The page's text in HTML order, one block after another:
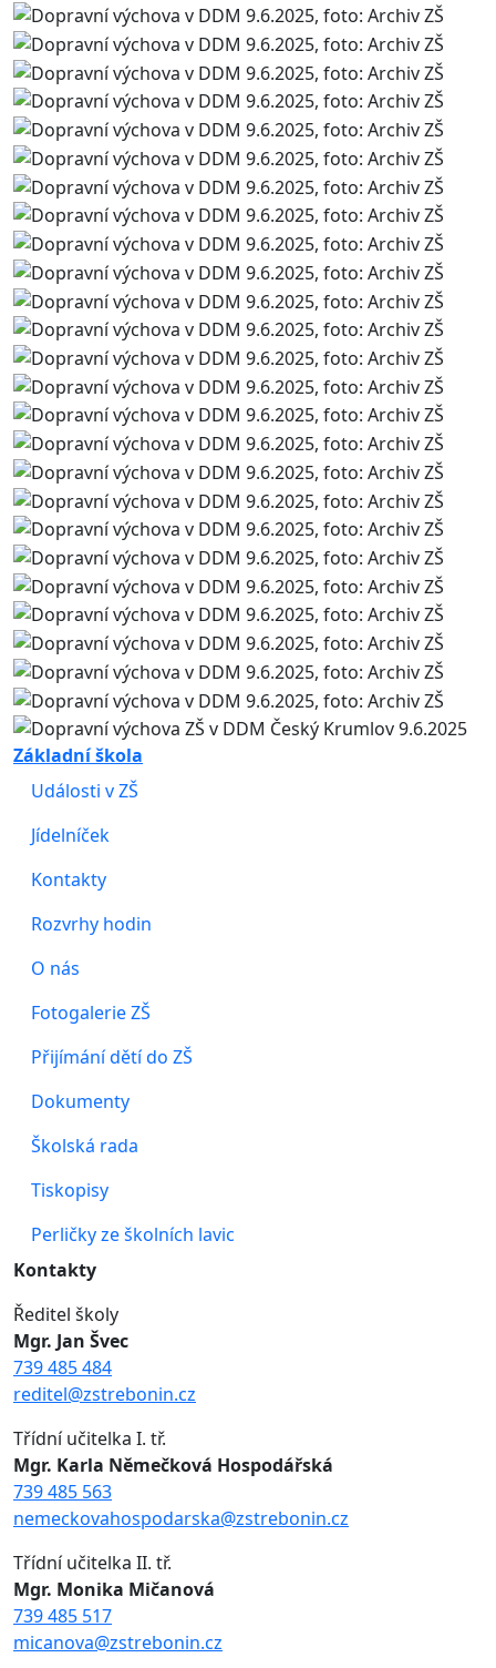
Základní škola
Události v ZŠ
Jídelníček
Kontakty
Rozvrhy hodin
O nás
Fotogalerie ZŠ
Přijímání dětí do ZŠ
Dokumenty
Školská rada
Tiskopisy
Perličky ze školních lavic
Kontakty
Ředitel školy
Mgr. Jan Švec
739 485 484
reditel@zstrebonin.cz
Třídní učitelka I. tř.
Mgr. Karla Němečková Hospodářská
739 485 563
nemeckovahospodarska@zstrebonin.cz
Třídní učitelka II. tř.
Mgr. Monika Mičanová
739 485 517
micanova@zstrebonin.cz